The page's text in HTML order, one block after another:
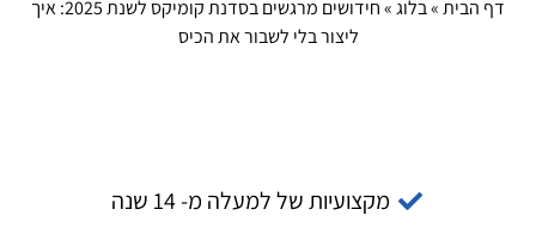
דף הבית»בלוג»
חידושים מרגשים בסדנת קומיקס לשנת 2025: איך
ליצור בלי לשבור את הכיס
מקצועיות של למעלה מ- 14 שנה